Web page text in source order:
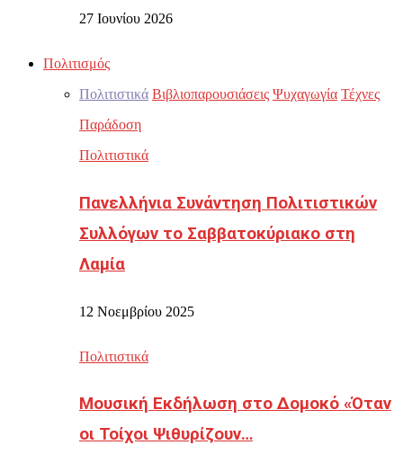
27 Ιουνίου 2026
Πολιτισμός
Πολιτιστικά Βιβλιοπαρουσιάσεις Ψυχαγωγία Τέχνες
Παράδοση
Πολιτιστικά
Πανελλήνια Συνάντηση Πολιτιστικών
Συλλόγων το Σαββατοκύριακο στη
Λαμία
12 Νοεμβρίου 2025
Πολιτιστικά
Μουσική Εκδήλωση στο Δομοκό «Όταν
οι Τοίχοι Ψιθυρίζουν…